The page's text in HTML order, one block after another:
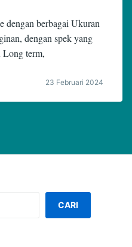
dengan berbagai Ukuran
dengan spek yang
Long term,
23 Februari 2024
CARI